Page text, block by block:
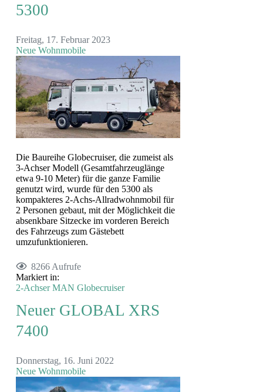
5300
Freitag, 17. Februar 2023
Neue Wohnmobile
Die Baureihe Globecruiser, die zumeist als
3-Achser Modell (Gesamtfahrzeuglänge
etwa 9-10 Meter) für die ganze Familie
genutzt wird, wurde für den 5300 als
kompakteres 2-Achs-Allradwohnmobil für
2 Personen gebaut, mit der Möglichkeit die
absenkbare Sitzecke im vorderen Bereich
des Fahrzeugs zum Gästebett
umzufunktionieren.
8266 Aufrufe
Markiert in:
2-Achser MAN Globecruiser
Neuer GLOBAL XRS
7400
Donnerstag, 16. Juni 2022
Neue Wohnmobile